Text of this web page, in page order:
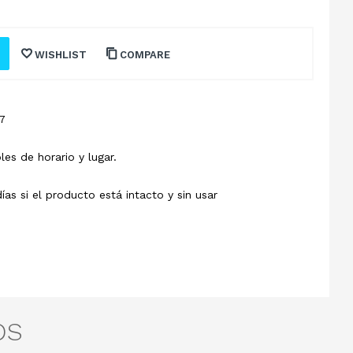
WISHLIST COMPARE
de horario y lugar.
si el producto está intacto y sin usar